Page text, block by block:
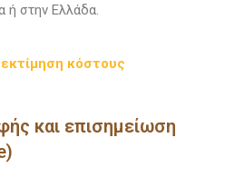
ή στην Ελλάδα.
κόστους
και επισημείωση